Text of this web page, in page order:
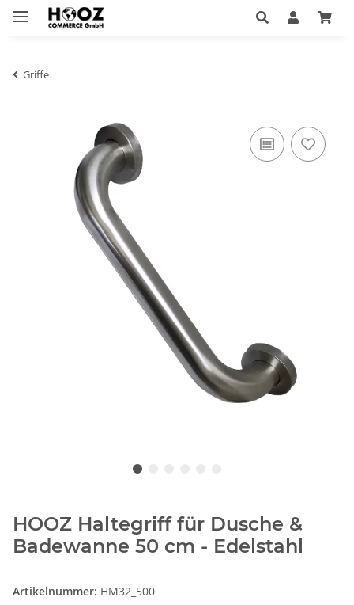
Griffe
HOOZ Haltegriff für Dusche &
Badewanne 50 cm - Edelstahl
Artikelnummer: HM32_500